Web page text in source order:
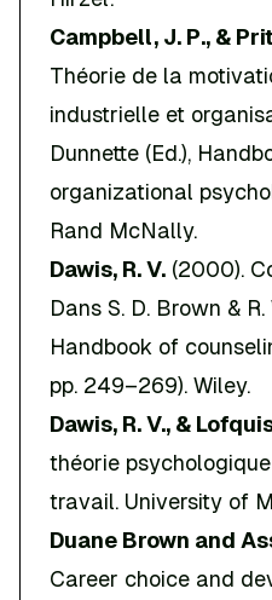
Campbell, J. P., &
Théorie de la
industrielle et
Dunnette (Ed.),
organizational
Rand McNally.
Dawis, R. V. (2000).
Dans S. D. Brown & R.
Handbook of
pp. 249–269). Wiley.
Dawis, R. V., &
théorie
travail. University of
Duane Brown and
Career choice and